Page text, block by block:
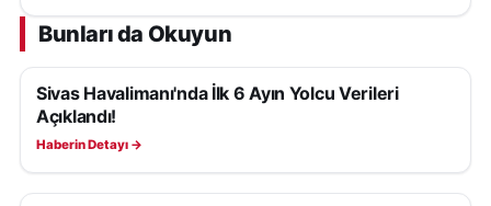
Bunları da Okuyun
SIVAS HABERLERI
Sivas Havalimanı'nda İlk 6 Ayın Yolcu Verileri
Açıklandı!
Haberin Detayı →